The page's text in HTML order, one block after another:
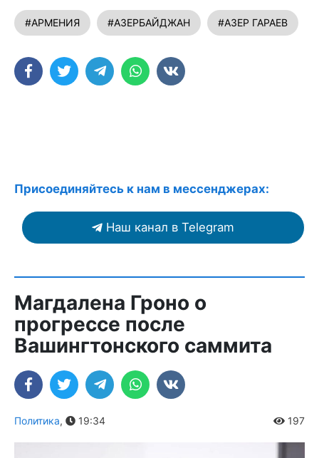
#АРМЕНИЯ #АЗЕРБАЙДЖАН #АЗЕР ГАРАЕВ
Присоединяйтесь к нам в мессенджерах:
Наш канал в Telegram
Магдалена Гроно о
прогрессе после
Вашингтонского саммита
Политика, 19:34 197